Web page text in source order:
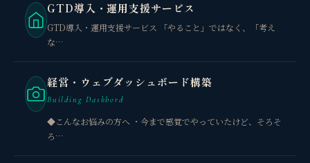
GTD導入・運用支援サービス
GTD導入・運用支援サービス 「やること」ではなく、「考え
な…
経営・ウェブダッシュボード構築
Building Dashbord
◆こんなお悩みの方へ ・今まで感覚でやっていたけど、そろそ
ろ…